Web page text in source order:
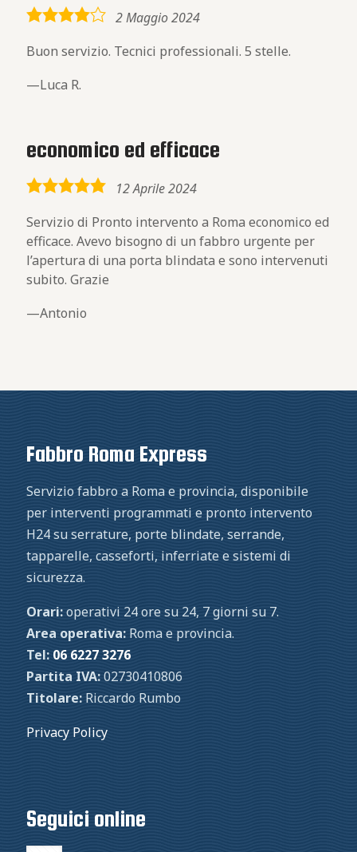
4,0
2 Maggio 2024
Buon servizio. Tecnici professionali. 5 stelle.
Luca R.
economico ed efficace
5,0
12 Aprile 2024
Servizio di Pronto intervento a Roma economico ed
efficace. Avevo bisogno di un fabbro urgente per
l’apertura di una porta blindata e sono intervenuti
subito. Grazie
Antonio
Fabbro Roma Express
Servizio fabbro a Roma e provincia, disponibile
per interventi programmati e pronto intervento
H24 su serrature, porte blindate, serrande,
tapparelle, casseforti, inferriate e sistemi di
sicurezza.
Orari:operativi 24 ore su 24, 7 giorni su 7.
Area operativa: Roma e provincia.
Tel: 06 6227 3276
Partita IVA:02730410806
Titolare: Riccardo Rumbo
Privacy Policy
Seguici online